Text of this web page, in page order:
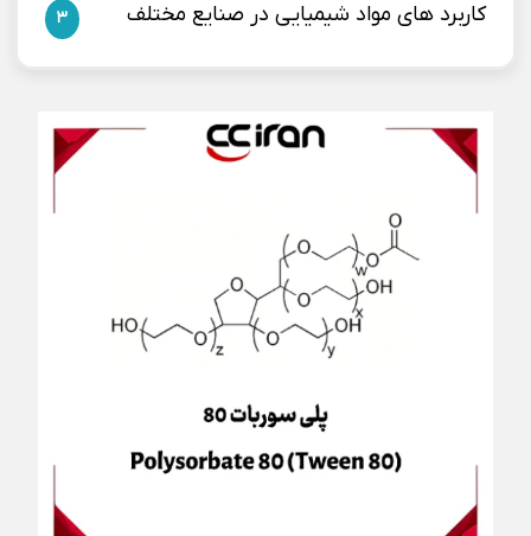
کاربرد های مواد شیمیایی در صنایع مختلف 3